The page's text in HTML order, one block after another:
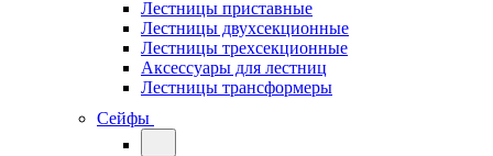
Лестницы приставные
Лестницы двухсекционные
Лестницы трехсекционные
Аксессуары для лестниц
Лестницы трансформеры
Сейфы